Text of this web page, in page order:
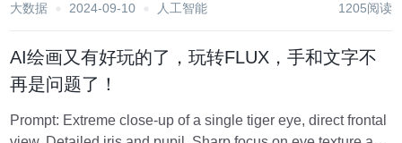
为大家详细介绍几个AI写作工具，让你在写作领域更上一层
大数据 2024-09-10 人工智能 1205阅读
AI绘画又有好玩的了，玩转FLUX，手和文字不
再是问题了！
Prompt: Extreme close-up of a single tiger eye, direct frontal